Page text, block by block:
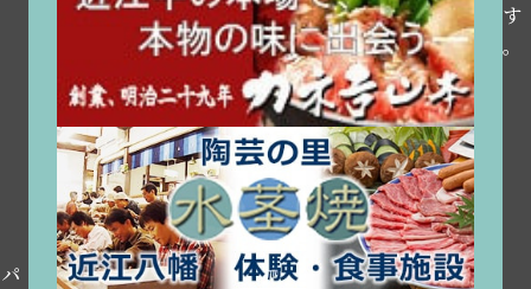
パ
す
。